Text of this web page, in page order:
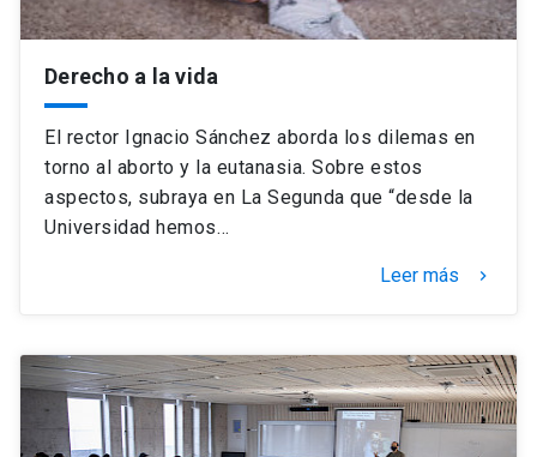
Derecho a la vida
El rector Ignacio Sánchez aborda los dilemas en
torno al aborto y la eutanasia. Sobre estos
aspectos, subraya en La Segunda que “desde la
Universidad hemos…
Leer más keyboard_arrow_right